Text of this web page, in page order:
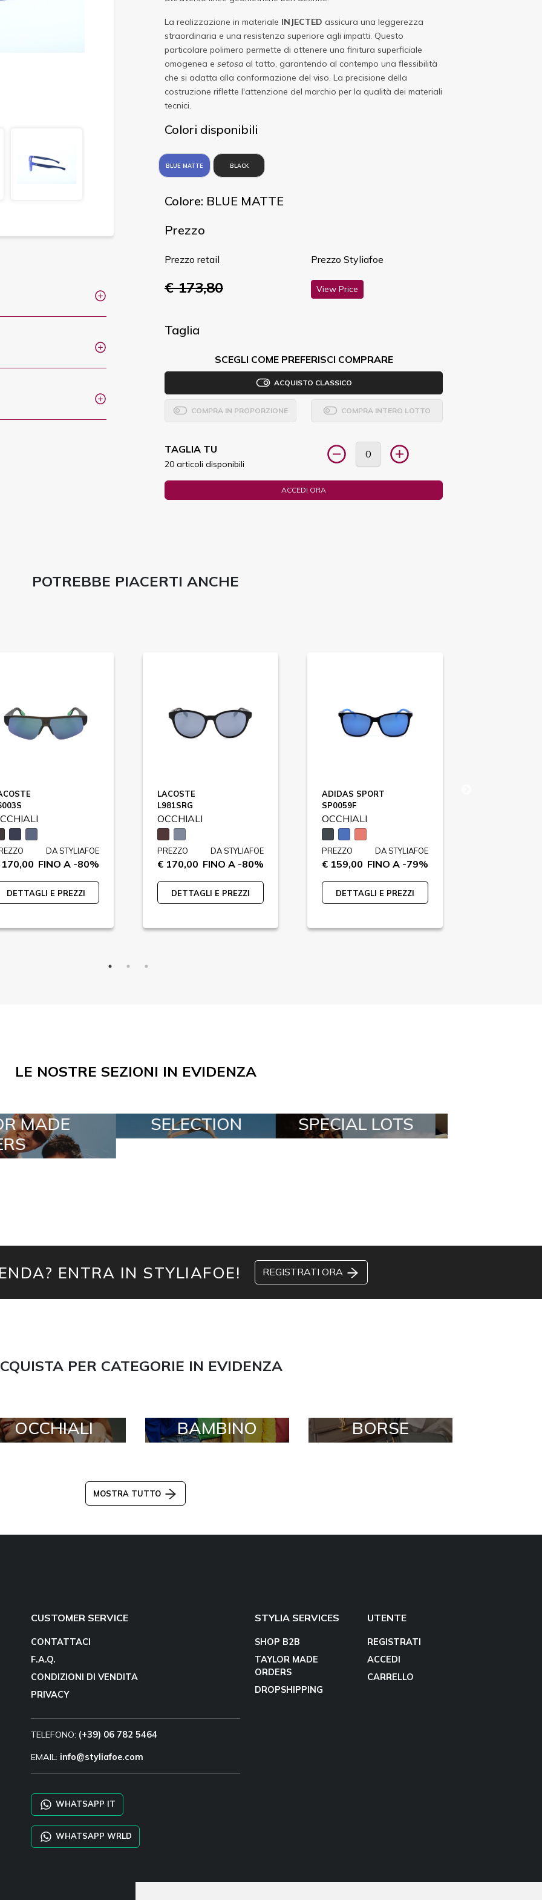
La realizzazione in materiale INJECTED assicura una leggerezza
straordinaria e una resistenza superiore agli impatti. Questo
particolare polimero permette di ottenere una finitura superficiale
omogenea e setosa al tatto, garantendo al contempo una flessibilità
che si adatta alla conformazione del viso. La precisione della
costruzione riflette l'attenzione del marchio per la qualità dei materiali
tecnici.
Colori disponibili
BLUE MATTE BLACK
Colore: BLUE MATTE
Prezzo
Prezzo retail
€ 173,80
Prezzo Styliafoe
View Price
Taglia
SCEGLI COME PREFERISCI COMPRARE
ACQUISTO CLASSICO
COMPRA IN PROPORZIONE COMPRA INTERO LOTTO
TAGLIA TU
20 articoli disponibili
ACCEDI ORA
POTREBBE PIACERTI ANCHE
DA STYLIAFOE
FINO A -80%
DETTAGLI E PREZZI
LACOSTE
L981SRG
OCCHIALI
PREZZO
€ 170,00
DA STYLIAFOE
FINO A -80%
DETTAGLI E PREZZI
ADIDAS SPORT
SP0059F
OCCHIALI
PREZZO
€ 159,00
DA STYLIAFOE
FINO A -79%
DETTAGLI E PREZZI
LE NOSTRE SEZIONI IN EVIDENZA
SPECIAL LOTS ALL IN A BOX
ENTRA IN STYLIAFOE! REGISTRATI ORA
PER CATEGORIE IN EVIDENZA
OCCHIALI BAMBINO BORSE
MOSTRA TUTTO
CUSTOMER SERVICE
CONTATTACI
F.A.Q.
CONDIZIONI DI VENDITA
PRIVACY
TELEFONO: (+39) 06 782 5464
EMAIL: info@styliafoe.com
WHATSAPP IT
WHATSAPP WRLD
STYLIA SERVICES
SHOP B2B
TAYLOR MADE
ORDERS
DROPSHIPPING
UTENTE
REGISTRATI
ACCEDI
CARRELLO